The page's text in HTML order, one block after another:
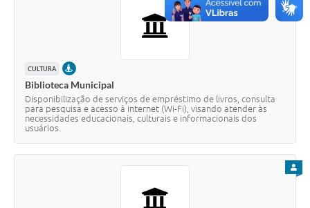
Audiências Públicas
Arquivos para Download
Obras
Galeria de Vídeos
CULTURA PRESENCIAL
Biblioteca Municipal
Disponibilização de serviços de empréstimo de livros, consulta
para pesquisa e acesso à internet (Wi-Fi), visando atender às
necessidades educacionais, culturais e informacionais dos
usuários.